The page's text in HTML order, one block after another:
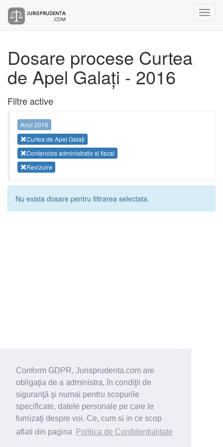
Conform GDPR, Jurisprudenta.com are
obligaţia de a administra, în condiţii de
siguranţă şi numai pentru scopurile
specificate, datele personale pe care le
furnizaţi despre voi. Ce, cum si in ce scop
aflati din pagina
Politica de Confidentialitate
Dosare procese Curtea
de Apel Galați - 2016
Filtre active
Anul 2016
Curtea de Apel Galați
Contencios administrativ si fiscal
Revizuire
Nu exista dosare pentru filtrarea selectata.